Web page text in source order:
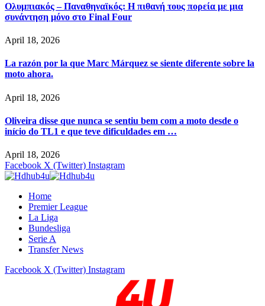
Ολυμπιακός – Παναθηναϊκός: Η πιθανή τους πορεία με μια
συνάντηση μόνο στο Final Four
April 18, 2026
La razón por la que Marc Márquez se siente diferente sobre la
moto ahora.
April 18, 2026
Oliveira disse que nunca se sentiu bem com a moto desde o
início do TL1 e que teve dificuldades em …
April 18, 2026
Facebook X (Twitter) Instagram
Home
Premier League
La Liga
Bundesliga
Serie A
Transfer News
Facebook X (Twitter) Instagram